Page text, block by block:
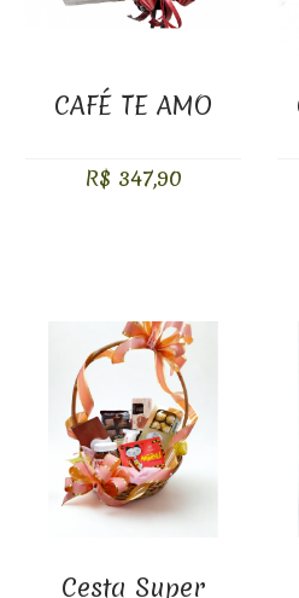
CAFÉ TE AMO
R$ 347,90
Cesta Super